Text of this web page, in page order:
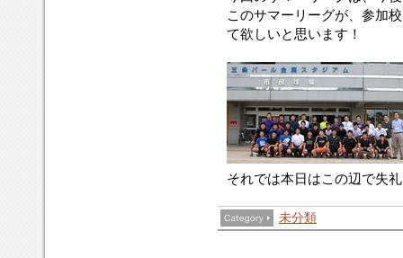
このサマーリーグが、参加
て欲しいと思います！
それでは本日はこの辺で失
未分類